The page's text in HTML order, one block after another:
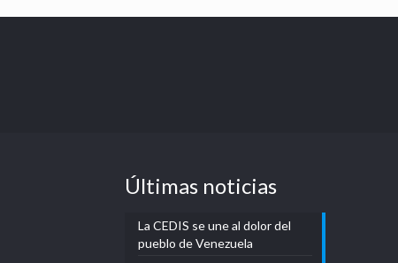
Últimas noticias
La CEDIS se une al dolor del
pueblo de Venezuela